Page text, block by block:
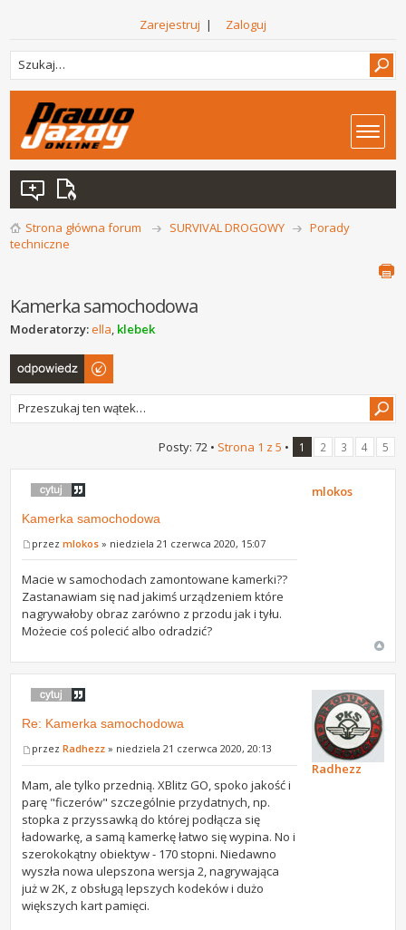
Zarejestruj | Zaloguj
Strona główna forum SURVIVAL DROGOWY
Porady
techniczne
Kamerka samochodowa
Moderatorzy:ella, klebek
Odpowiedz
Posty: 72 • Strona 1 z 5 • 1 2 3 4 5
Kamerka samochodowa
przezmlokos » niedziela 21 czerwca 2020, 15:07
Macie w samochodach zamontowane kamerki??
Zastanawiam się nad jakimś urządzeniem które
nagrywałoby obraz zarówno z przodu jak i tyłu.
Możecie coś polecić albo odradzić?
mlokos
Re: Kamerka samochodowa
przezRadhezz » niedziela 21 czerwca 2020, 20:13
Mam, ale tylko przednią. XBlitz GO, spoko jakość i
parę "ficzerów" szczególnie przydatnych, np.
stopka z przyssawką do której podłącza się
ładowarkę, a samą kamerkę łatwo się wypina. No i
szerokokątny obiektyw - 170 stopni. Niedawno
wyszła nowa ulepszona wersja 2, nagrywająca
już w 2K, z obsługą lepszych kodeków i dużo
większych kart pamięci.
Radhezz